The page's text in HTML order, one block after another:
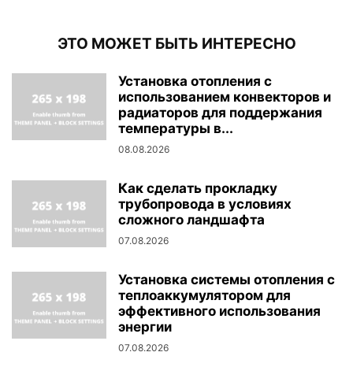
ЭТО МОЖЕТ БЫТЬ ИНТЕРЕСНО
Установка отопления с
использованием конвекторов и
радиаторов для поддержания
температуры в...
08.08.2026
Как сделать прокладку
трубопровода в условиях
сложного ландшафта
07.08.2026
Установка системы отопления с
теплоаккумулятором для
эффективного использования
энергии
07.08.2026